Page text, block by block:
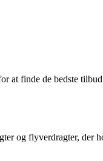
finde de bedste
og flyverdragter,